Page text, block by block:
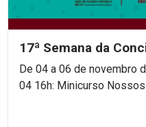
17ª Semana da
De 04 a 06 de novembro de 2024
04 16h: Minicurso